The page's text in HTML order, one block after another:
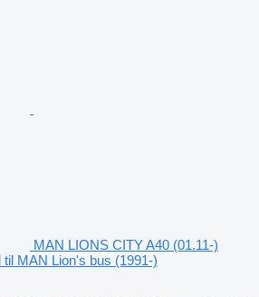
MAN LIONS CITY A40 (01.11-)
MAN Lion's bus (1991-)